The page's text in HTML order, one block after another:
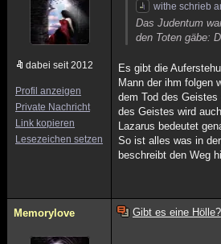
dabei seit 2012
Profil anzeigen
Private Nachricht
Link kopieren
Lesezeichen setzen
withe schrieb
Das Judentum
den Toten gäbe:
Es gibt die
Mann der ihm folgen
dem Tod des
des Geistes wird
Lazarus bedeutet
So ist alles was in
beschreibt den Weg
Memorylove Gibt es eine Hölle?